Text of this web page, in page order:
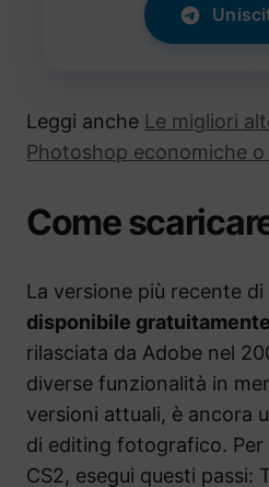
Leggi anche Le migliori
Photoshop economiche
Come
La versione più recente di
disponibile gratuitamente
rilasciata da Adobe nel
diverse funzionalità in
versioni attuali, è ancora
di editing fotografico.
CS2, esegui questi passi: